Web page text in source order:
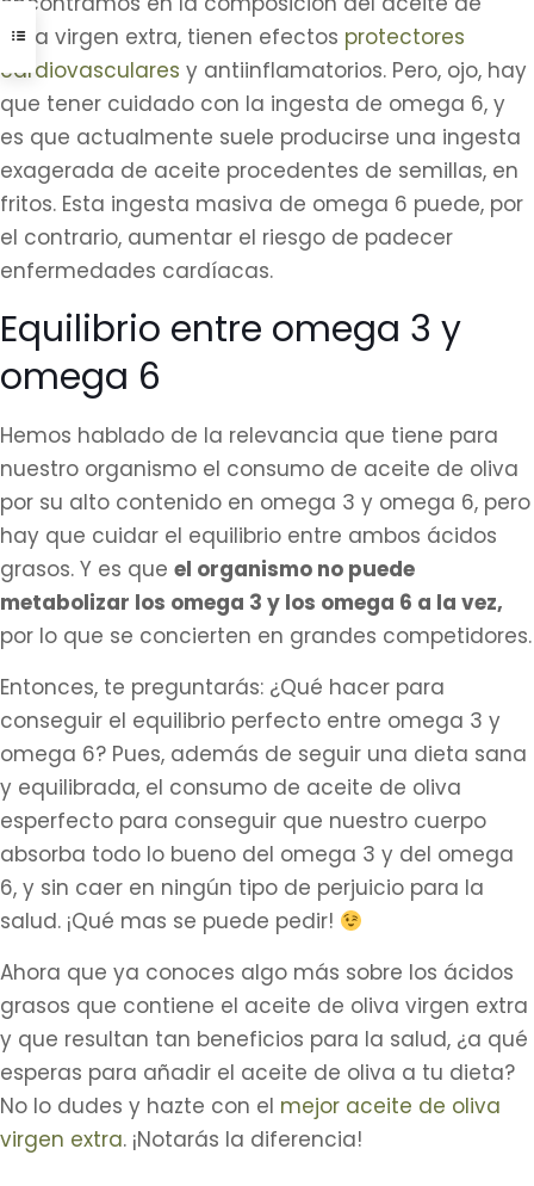
oliva virgen extra, tienen efectos protectores
cardiovasculares y antiinflamatorios. Pero, ojo, hay
que tener cuidado con la ingesta de omega 6, y
es que actualmente suele producirse una ingesta
exagerada de aceite procedentes de semillas, en
fritos. Esta ingesta masiva de omega 6 puede, por
el contrario, aumentar el riesgo de padecer
enfermedades cardíacas.
Equilibrio entre omega 3 y
omega 6
Hemos hablado de la relevancia que tiene para
nuestro organismo el consumo de aceite de oliva
por su alto contenido en omega 3 y omega 6, pero
hay que cuidar el equilibrio entre ambos ácidos
grasos. Y es que el organismo no puede
metabolizar los omega 3 y los omega 6 a la vez,
por lo que se concierten en grandes competidores.
Entonces, te preguntarás: ¿Qué hacer para
conseguir el equilibrio perfecto entre omega 3 y
omega 6? Pues, además de seguir una dieta sana
y equilibrada, el consumo de aceite de oliva
esperfecto para conseguir que nuestro cuerpo
absorba todo lo bueno del omega 3 y del omega
6, y sin caer en ningún tipo de perjuicio para la
salud. ¡Qué mas se puede pedir!
Ahora que ya conoces algo más sobre los ácidos
grasos que contiene el aceite de oliva virgen extra
y que resultan tan beneficios para la salud, ¿a qué
esperas para añadir el aceite de oliva a tu dieta?
No lo dudes y hazte con el mejor aceite de oliva
virgen extra. ¡Notarás la diferencia!